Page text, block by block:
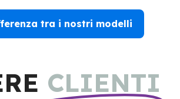
tra i nostri modelli
CLIENTI